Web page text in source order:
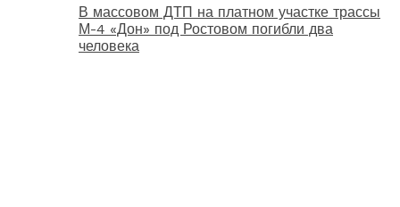
В массовом ДТП на платном участке трассы
М-4 «Дон» под Ростовом погибли два
человека